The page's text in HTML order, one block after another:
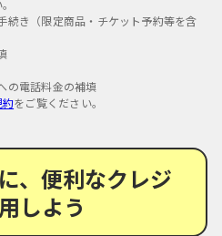
続き（限定商品・チケット予約等を含
の電話料金の補填
約をご覧ください。
、便利なクレジ
しよう